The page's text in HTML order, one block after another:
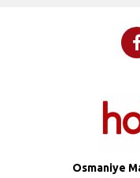
Osmaniye